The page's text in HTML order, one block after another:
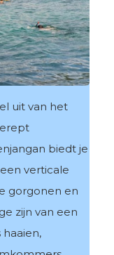
uit van het
biedt je
verticale
gorgonen en
zijn van een